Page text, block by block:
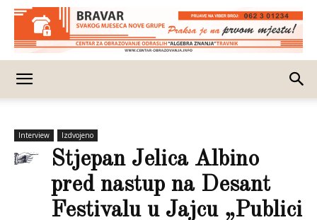
Interview Izdvojeno
Stjepan Jelica Albino
pred nastup na Desant
Festivalu u Jajcu „Publici